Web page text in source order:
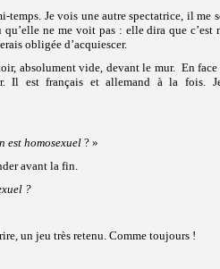
temps. Je vois une autre spectatrice, il me
ne me voit pas : elle dira que c’est
obligée d’acquiescer.
absolument vide, devant le mur. En
Il est français et allemand à la fois.
est homosexuel ? »
avant la fin.
?
un jeu très retenu. Comme toujours !